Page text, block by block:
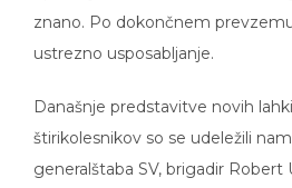
znano. Po dokončnem
štirikolesnikov so se udeležili